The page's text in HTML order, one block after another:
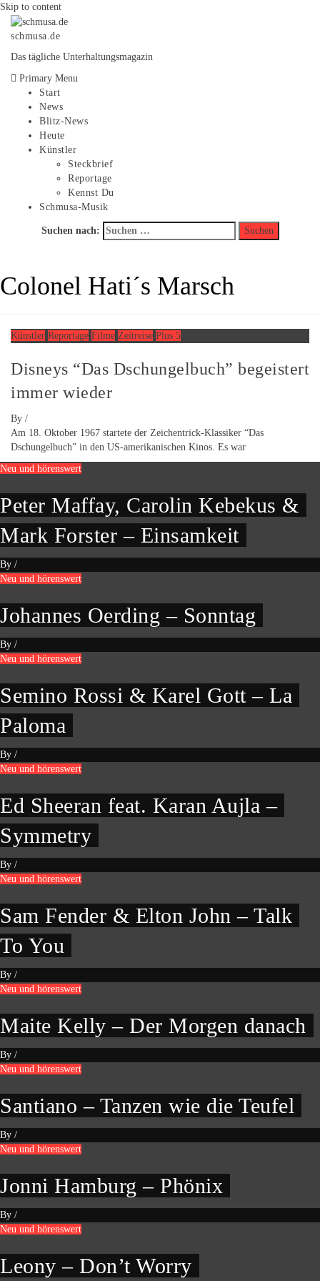
Skip to content
schmusa.de
Das tägliche Unterhaltungsmagazin
Primary Menu
Start
News
Blitz-News
Heute
Künstler
Steckbrief
Reportage
Kennst Du
Schmusa-Musik
Suchen nach:
Colonel Hati´s Marsch
Künstler Reportage Filme Zeitreise Plus 5
Disneys “Das Dschungelbuch” begeistert
immer wieder
By /
Am 18. Oktober 1967 startete der Zeichentrick-Klassiker “Das
Dschungelbuch” in den US-amerikanischen Kinos. Es war
Neu und hörenswert
Peter Maffay, Carolin Kebekus &
Mark Forster – Einsamkeit
By /
Neu und hörenswert
Johannes Oerding – Sonntag
By /
Neu und hörenswert
Semino Rossi & Karel Gott – La
Paloma
By /
Neu und hörenswert
Ed Sheeran feat. Karan Aujla –
Symmetry
By /
Neu und hörenswert
Sam Fender & Elton John – Talk
To You
By /
Neu und hörenswert
Maite Kelly – Der Morgen danach
By /
Neu und hörenswert
Santiano – Tanzen wie die Teufel
By /
Neu und hörenswert
Jonni Hamburg – Phönix
By /
Neu und hörenswert
Leony – Don’t Worry